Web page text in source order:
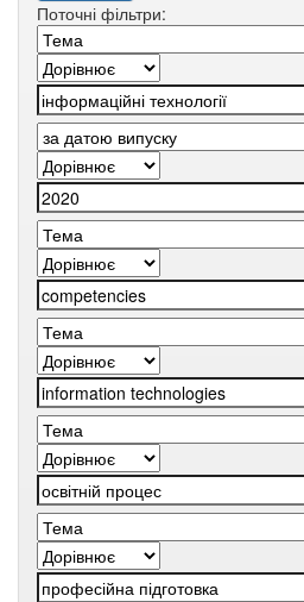
Поточні фільтри: